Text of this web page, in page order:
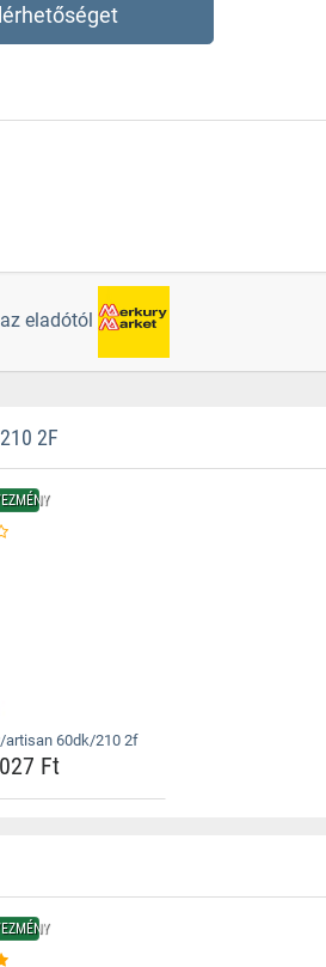
eladótól
2F
artisan 60dk/210 2f
Ft